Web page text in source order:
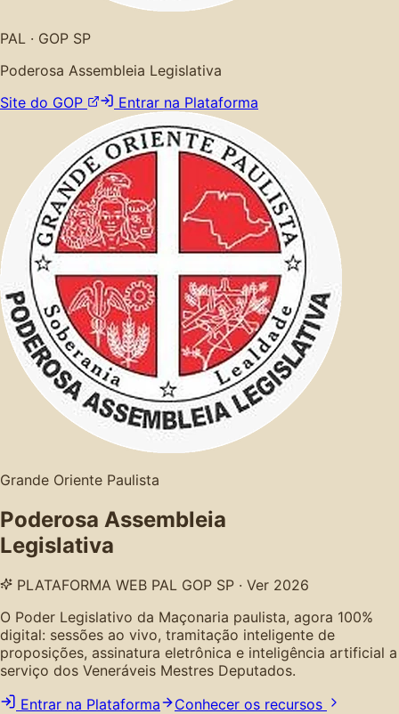
PAL · GOP SP
Poderosa Assembleia Legislativa
Site do GOP
Entrar na Plataforma
Grande Oriente Paulista
Poderosa Assembleia
Legislativa
PLATAFORMA WEB PAL GOP SP · Ver 2026
O Poder Legislativo da Maçonaria paulista, agora 100%
digital: sessões ao vivo, tramitação inteligente de
proposições, assinatura eletrônica e inteligência artificial a
serviço dos Veneráveis Mestres Deputados.
Entrar na Plataforma
Conhecer os recursos